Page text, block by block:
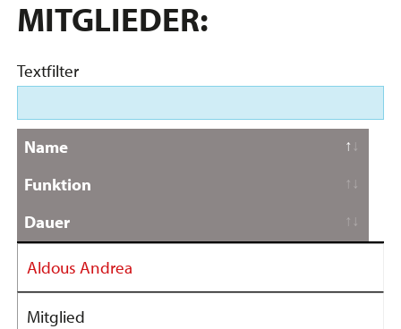
MITGLIEDER:
Textfilter
Name
Funktion
Dauer
Aldous Andrea
Mitglied